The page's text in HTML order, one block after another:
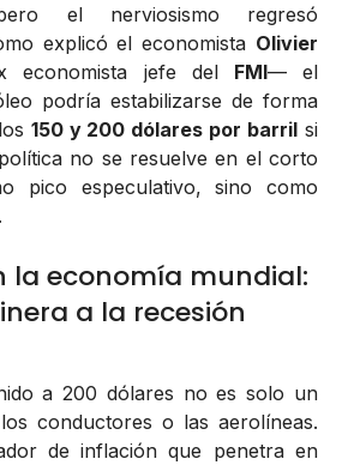
el nerviosismo regresó
explicó el economista Olivier
economista jefe del FMI— el
podría estabilizarse de forma
150 y 200 dólares por barril si
no se resuelve en el corto
pico especulativo, sino como
la economía mundial:
a la recesión
a 200 dólares no es solo un
conductores o las aerolíneas.
de inflación que penetra en